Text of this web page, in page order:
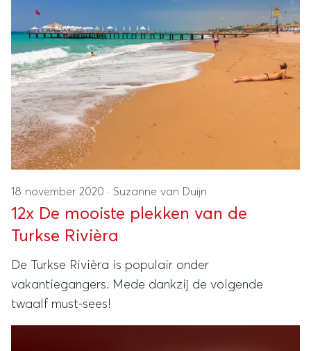
18 november 2020 · Suzanne van Duijn
12x De mooiste plekken van de
Turkse Rivièra
De Turkse Rivièra is populair onder
vakantiegangers. Mede dankzij de volgende
twaalf must-sees!